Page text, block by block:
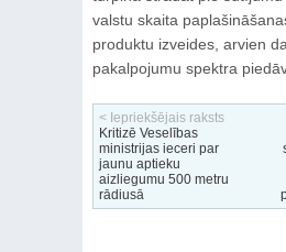
valstu skaita
produktu izveides, arvien
pakalpojumu spektra
< Iepriekšējais raksts
Kritizē Veselības
ministrijas ieceri par
jaunu aptieku
aizliegumu 500 metru
rādiusā